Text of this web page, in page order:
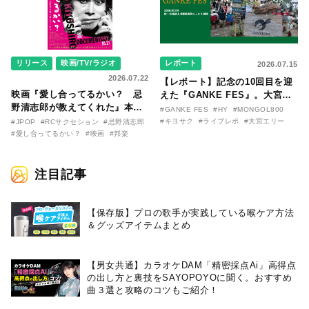
リリース
映画/TV/ラジオ
2026.07.22
映画『愛し合ってるかい？ 忌
野清志郎が教えてくれた』本予
告映像とキービジュアルがつい
に解禁！ キヨシロー関連商品も
#JPOP #RCサクセション
#忌野清志郎
#愛し合ってるかい？
#映画 #邦楽
レポート 2026.07.15
【レポート】記念の10回目を迎
えた『GANKE FES』。大宮エ
リー作『アイヌの神々の崖』を
前に、キヨサク
#GANKE FES #HY
#MONGOL800
#キヨサク
#ライブレポ #大宮エリー
注目記事
【保存版】プロの歌手が実践している喉ケア⽅法
＆グッズアイテムまとめ
【男女共通】カラオケDAM「精密採点Ai」高得点
の出し方と裏技をSAYOPOYOに聞く。おすすめ
曲３選と攻略のコツもご紹介！